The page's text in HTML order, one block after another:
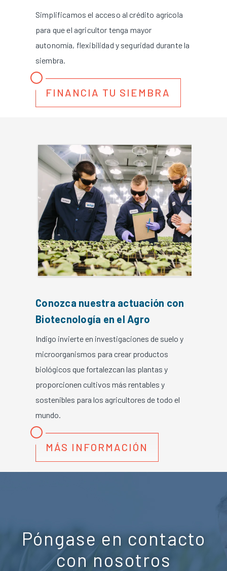
Simplificamos el acceso al crédito agrícola
para que el agricultor tenga mayor
autonomía, flexibilidad y seguridad durante la
siembra.
FINANCIA TU SIEMBRA
Conozca nuestra actuación con
Biotecnología en el Agro
Indigo invierte en investigaciones de suelo y
microorganismos para crear productos
biológicos que fortalezcan las plantas y
proporcionen cultivos más rentables y
sostenibles para los agricultores de todo el
mundo.
MÁS INFORMACIÓN
Póngase en contacto
con nosotros